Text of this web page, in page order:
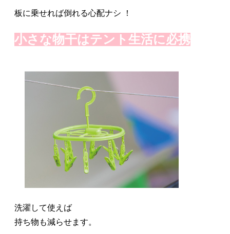
板に乗せれば倒れる心配ナシ ！
小さな物干はテント生活に必携
洗濯して使えば
持ち物も減らせます。